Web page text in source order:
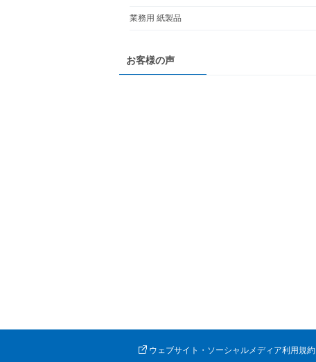
業務用 紙製品
お客様の声
ウェブサイト・ソーシャルメディア利用規約